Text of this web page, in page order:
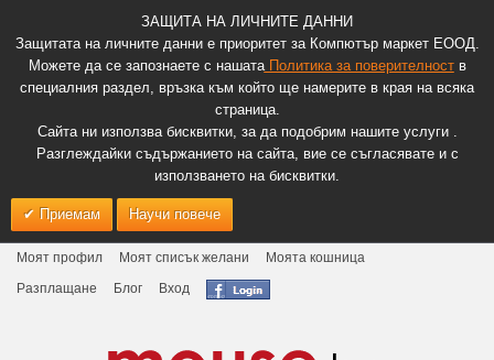
ЗАЩИТА НА ЛИЧНИТЕ ДАННИ
Защитата на личните данни е приоритет за Компютър маркет ЕООД.
Можете да се запознаете с нашатаПолитика за поверителноств
специалния раздел, връзка към който ще намерите в края на всяка
страница.
Сайта ни използва бисквитки, за да подобрим нашите услуги .
Разглеждайки съдържанието на сайта, вие се съгласявате и с
използването на бисквитки.
Приемам Научи повече
Моят профил Моят списък желани
Моята кошница
Разплащане
Блог Вход